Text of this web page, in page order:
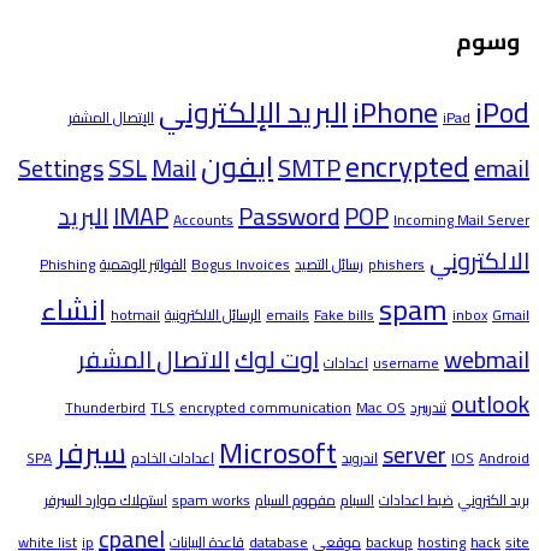
وسوم
iPhoneiPadiPod البريد الإلكتروني الإتصال المشفر
SMTPencryptedemail ايفون SettingsSSLMail
IMAPAccountsPasswordPOPIncoming Mail Server
البريد
الالكتروني phishers رسائل التصيدBogus Invoicesالفواتير الوهميةPhishing
emailsFake billsspaminboxGmail الرسائل الالكترونيةhotmailانشاء
usernamewebmail اعداداتاوت لوكالاتصال المشفر
outlookثندربيرد ThunderbirdTLSencrypted communicationMac OS
serverIOSAndroid اندرويدMicrosoftاعدادات الخادمسيرفرSPA
بريد الكترونيضبط اعداداتالسباممفهوم السبامspam worksاستهلاك موارد السيرفر
backuphostinghacksite موقعيdatabaseقاعدة البيانات white listipcpanel